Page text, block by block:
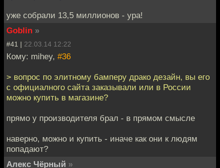
уже собрали 13,5 миллионов - ура!
Goblin »
#41 | 22.03.14 12:22
Кому: mihey, #36
> вопрос по элитному бамперу драко дезайн, вы его
с официалного сайта заказывали или в России
можно купить в магазине?
прямо у производителя брал - в прямом смысле
наверно, можно и купить - иначе как они к людям
попадают?
Алекс Чёрный »